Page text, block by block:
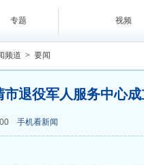
专题 视频
频道 > 要闻
市退役军人服务中心成
手机看新闻